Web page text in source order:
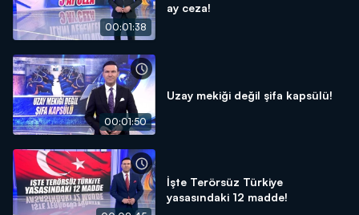
00:01:38
ay ceza!
00:01:50
Uzay mekiği değil şifa kapsülü!
İşte Terörsüz Türkiye
yasasındaki 12 madde!